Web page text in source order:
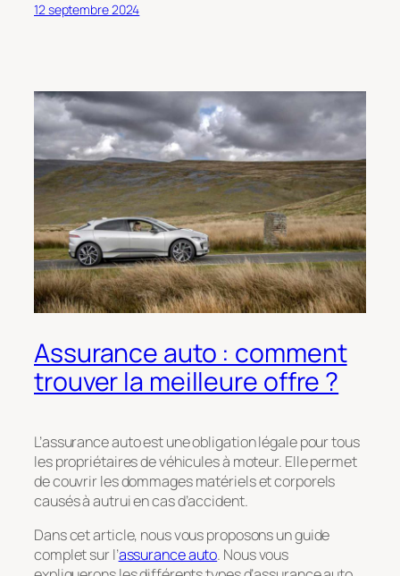
12 septembre 2024
Assurance auto : comment
trouver la meilleure offre ?
L’assurance auto est une obligation légale pour tous
les propriétaires de véhicules à moteur. Elle permet
de couvrir les dommages matériels et corporels
causés à autrui en cas d’accident.
Dans cet article, nous vous proposons un guide
complet sur l’assurance auto. Nous vous